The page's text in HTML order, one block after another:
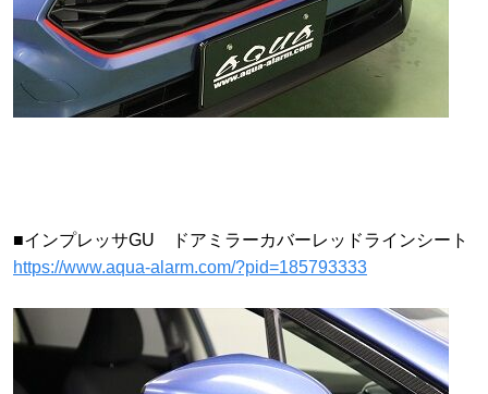
■インプレッサGU ドアミラーカバーレッドラインシート
https://www.aqua-alarm.com/?pid=185793333